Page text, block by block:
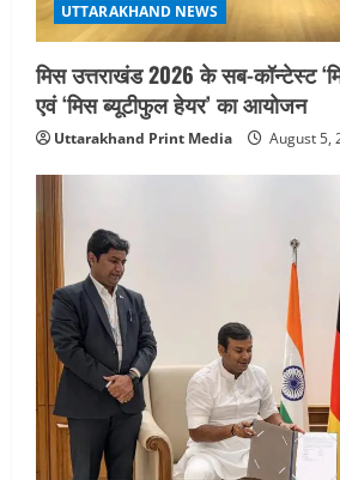
UTTARAKHAND NEWS
मिस उत्तराखंड 2026 के सब-कॉन्टेस्ट
एवं ‘मिस ब्यूटीफुल हेयर’ का आयोजन
Uttarakhand Print Media August 5,